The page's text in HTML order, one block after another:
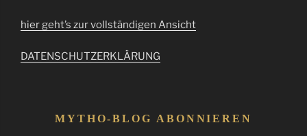
hier geht’s zur vollständigen Ansicht
DATENSCHUTZERKLÄRUNG
MYTHO-BLOG ABONNIEREN